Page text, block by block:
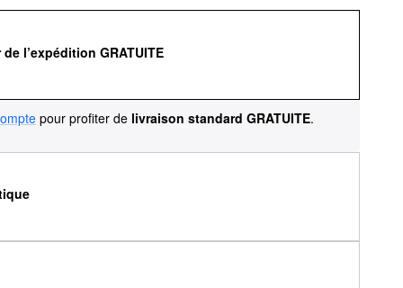
l’expédition GRATUITE
pour profiter de livraison standard GRATUITE.